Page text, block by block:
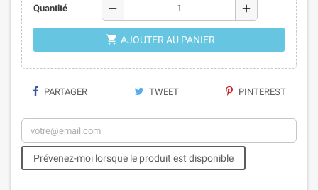
Quantité remove add
 AJOUTER AU PANIER
PARTAGER TWEET PINTEREST
Prévenez-moi lorsque le produit est disponible